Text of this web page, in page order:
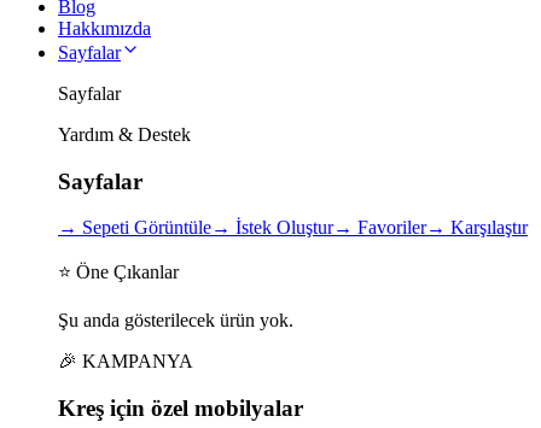
Blog
Hakkımızda
Sayfalar
Sayfalar
Yardım & Destek
Sayfalar
→ Sepeti Görüntüle→ İstek Oluştur→ Favoriler→ Karşılaştır
⭐ Öne Çıkanlar
Şu anda gösterilecek ürün yok.
🎉 KAMPANYA
Kreş için özel mobilyalar